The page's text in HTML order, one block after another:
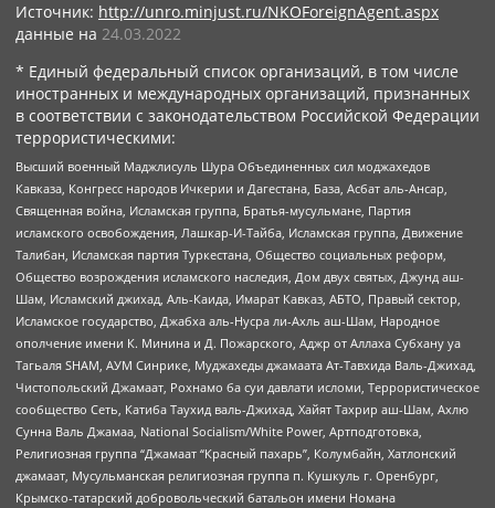
Источник: http://unro.minjust.ru/NKOForeignAgent.aspx
данные на 24.03.2022
* Единый федеральный список организаций, в том числе
иностранных и международных организаций, признанных
в соответствии с законодательством Российской Федерации
террористическими:
Высший военный Маджлисуль Шура Объединенных сил моджахедов
Кавказа, Конгресс народов Ичкерии и Дагестана, База, Асбат аль-Ансар,
Священная война, Исламская группа, Братья-мусульмане, Партия
исламского освобождения, Лашкар-И-Тайба, Исламская группа, Движение
Талибан, Исламская партия Туркестана, Общество социальных реформ,
Общество возрождения исламского наследия, Дом двух святых, Джунд аш-
Шам, Исламский джихад, Аль-Каида, Имарат Кавказ, АБТО, Правый сектор,
Исламское государство, Джабха аль-Нусра ли-Ахль аш-Шам, Народное
ополчение имени К. Минина и Д. Пожарского, Аджр от Аллаха Субхану уа
Тагьаля SHAM, АУМ Синрике, Муджахеды джамаата Ат-Тавхида Валь-Джихад,
Чистопольский Джамаат, Рохнамо ба суи давлати исломи, Террористическое
сообщество Сеть, Катиба Таухид валь-Джихад, Хайят Тахрир аш-Шам, Ахлю
Сунна Валь Джамаа, National Socialism/White Power, Артподготовка,
Религиозная группа “Джамаат “Красный пахарь”, Колумбайн, Хатлонский
джамаат, Мусульманская религиозная группа п. Кушкуль г. Оренбург,
Крымско-татарский добровольческий батальон имени Номана